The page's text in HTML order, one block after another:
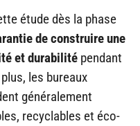
étude dès la phase
deconstruire une
et durabilité pendant
les bureaux
généralement
recyclables et éco-